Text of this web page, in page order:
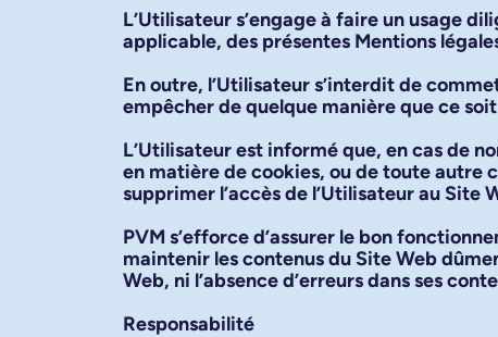
L’Utilisateur s’engage à faire un usage
applicable, des présentes Mentions
En outre, l’Utilisateur s’interdit de
empêcher de quelque manière que ce
L’Utilisateur est informé que, en cas de
en matière de cookies, ou de toute autre
supprimer l’accès de l’Utilisateur au
PVM s’efforce d’assurer le bon
maintenir les contenus du Site Web
Web, ni l’absence d’erreurs dans ses
Responsabilité